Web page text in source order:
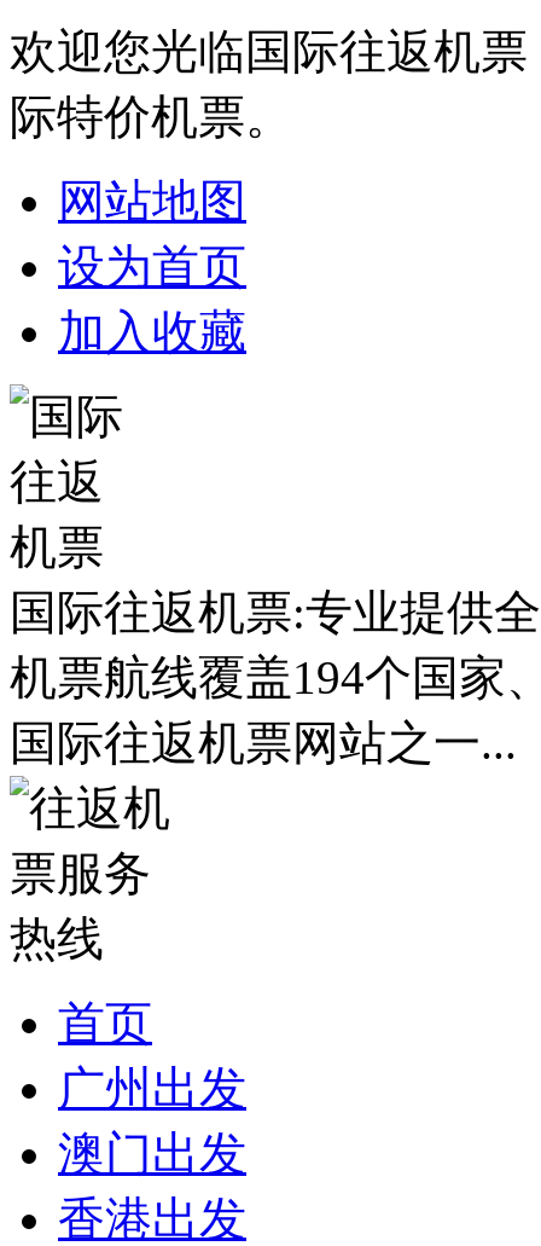
欢迎您光临国际往返机
际特价机票。
网站地图
设为首页
加入收藏
国际往返机票:专业提供
机票航线覆盖194个国家
国际往返机票网站之一...
首页
广州出发
澳门出发
香港出发